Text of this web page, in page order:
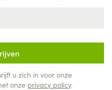
u zich in voor onze
onze privacy policy.